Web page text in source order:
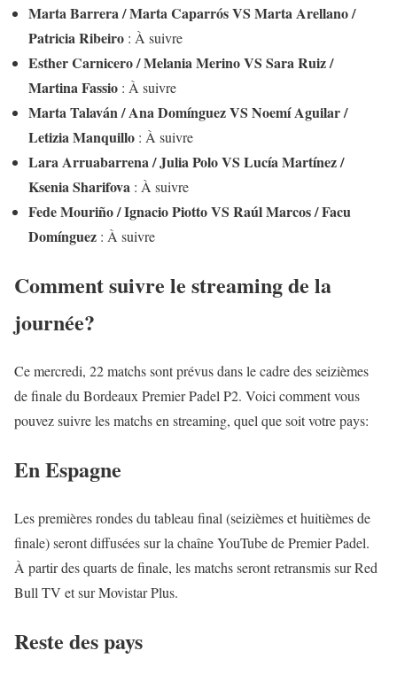
Marta Barrera / Marta Caparrós VS Marta Arellano /
Patricia Ribeiro : À suivre
Esther Carnicero / Melania Merino VS Sara Ruiz /
Martina Fassio : À suivre
Marta Talaván / Ana Domínguez VS Noemí Aguilar /
Letizia Manquillo : À suivre
Lara Arruabarrena / Julia Polo VS Lucía Martínez /
Ksenia Sharifova : À suivre
Fede Mouriño / Ignacio Piotto VS Raúl Marcos / Facu
Domínguez : À suivre
Comment suivre le streaming de la
journée?
Ce mercredi, 22 matchs sont prévus dans le cadre des seizièmes
de finale du Bordeaux Premier Padel P2. Voici comment vous
pouvez suivre les matchs en streaming, quel que soit votre pays:
En Espagne
Les premières rondes du tableau final (seizièmes et huitièmes de
finale) seront diffusées sur la chaîne YouTube de Premier Padel.
À partir des quarts de finale, les matchs seront retransmis sur Red
Bull TV et sur Movistar Plus.
Reste des pays